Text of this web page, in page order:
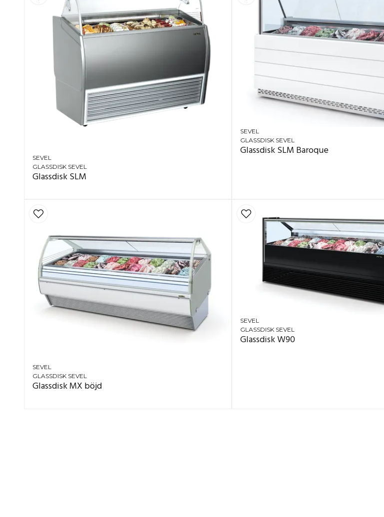
SEVEL
GLASSDISK SEVEL
Glassdisk SLM
SEVEL
GLASSDISK SEVEL
Glassdisk SLM Baroque
SEVEL
GLASSDISK SEVEL
Glassdisk MX böjd
SEVEL
GLASSDISK SEVEL
Glassdisk W90